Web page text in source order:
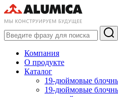
Компания
О продукте
Каталог
19-дюймовые
19-дюймовые